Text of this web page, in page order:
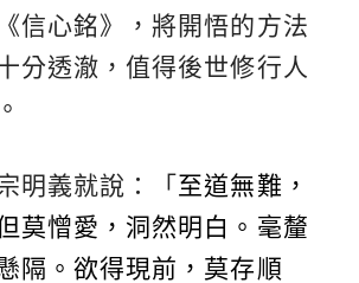
信心銘》，將開悟的方法
分透澈，值得後世修行人
明義就說：「 至道無難，
莫憎愛，洞然明白。毫釐
隔。欲得現前，莫存順